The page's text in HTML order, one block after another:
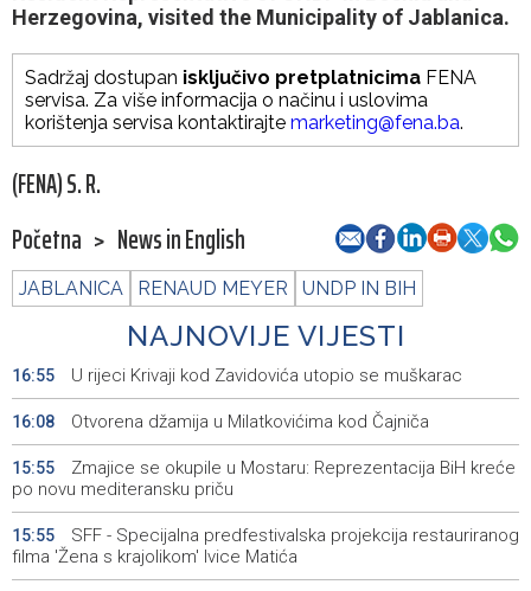
Herzegovina, visited the Municipality of Jablanica.
Sadržaj dostupan isključivo pretplatnicima FENA
servisa. Za više informacija o načinu i uslovima
korištenja servisa kontaktirajte marketing@fena.ba.
(FENA) S. R.
Početna > News in English
JABLANICA RENAUD MEYER UNDP IN BIH
NAJNOVIJE VIJESTI
16:55 U rijeci Krivaji kod Zavidovića utopio se muškarac
16:08 Otvorena džamija u Milatkovićima kod Čajniča
15:55
Zmajice se okupile u Mostaru: Reprezentacija BiH kreće
po novu mediteransku priču
15:55
SFF - Specijalna predfestivalska projekcija restauriranog
filma 'Žena s krajolikom' Ivice Matića